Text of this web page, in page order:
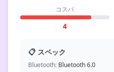
コスパ
4
📋 スペック
Bluetooth: Bluetooth 6.0